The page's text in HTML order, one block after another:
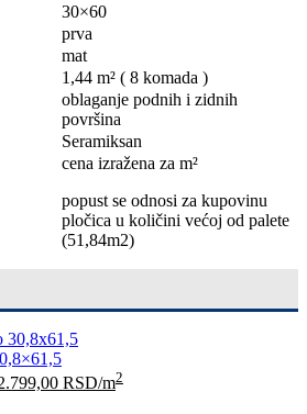
30×60
prva
mat
1,44 m² ( 8 komada )
oblaganje podnih i zidnih
površina
Seramiksan
cena izražena za m²
popust se odnosi za kupovinu
pločica u količini većoj od palete
(51,84m2)
RSD/m2